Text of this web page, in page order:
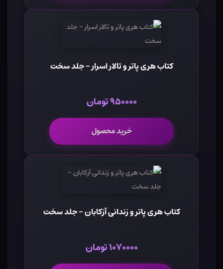
کتاب هری پاتر و تالار اسرار - جلد سخت
۹۵۰۰۰۰ تومان
خرید محصول
کتاب هری پاتر و زندانی آزکابان - جلد سخت
۱۰۷۰۰۰۰ تومان